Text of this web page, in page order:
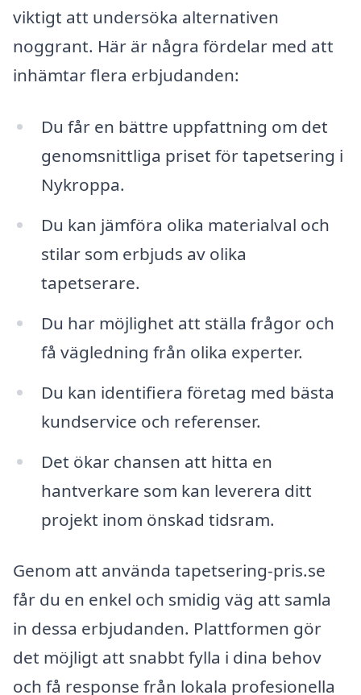
viktigt att undersöka alternativen
noggrant. Här är några fördelar med att
inhämtar flera erbjudanden:
Du får en bättre uppfattning om det
genomsnittliga priset för tapetsering i
Nykroppa.
Du kan jämföra olika materialval och
stilar som erbjuds av olika
tapetserare.
Du har möjlighet att ställa frågor och
få vägledning från olika experter.
Du kan identifiera företag med bästa
kundservice och referenser.
Det ökar chansen att hitta en
hantverkare som kan leverera ditt
projekt inom önskad tidsram.
Genom att använda tapetsering-pris.se
får du en enkel och smidig väg att samla
in dessa erbjudanden. Plattformen gör
det möjligt att snabbt fylla i dina behov
och få response från lokala profesionella